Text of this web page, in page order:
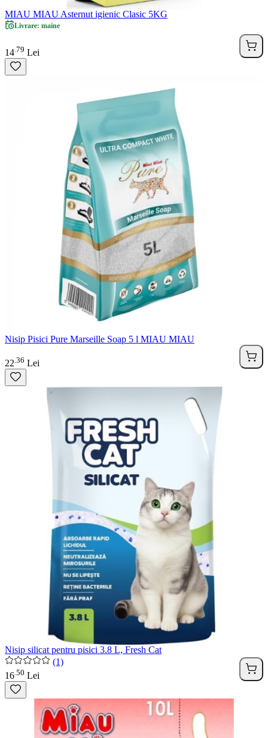
MIAU MIAU Asternut igienic Clasic 5KG
Livrare: maine
14 79 Lei
Nisip Pisici Pure Marseille Soap 5 l MIAU MIAU
22 36 Lei
Nisip silicat pentru pisici 3.8 L, Fresh Cat
(1)
16 50 Lei